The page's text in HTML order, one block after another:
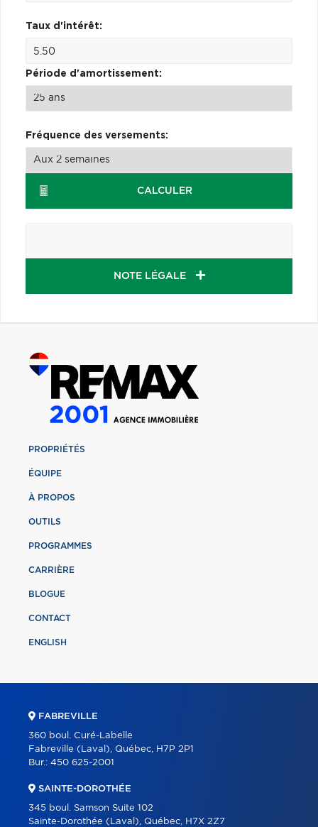
Taux d'intérêt:
Période d'amortissement:
Fréquence des versements:
CALCULER
NOTE LÉGALE
PROPRIÉTÉS
ÉQUIPE
À PROPOS
OUTILS
PROGRAMMES
CARRIÈRE
BLOGUE
CONTACT
ENGLISH
FABREVILLE
360 boul. Curé-Labelle
Fabreville (Laval), Québec, H7P 2P1
Bur.: 450 625-2001
SAINTE-DOROTHÉE
345 boul. Samson Suite 102
Sainte-Dorothée (Laval), Québec, H7X 2Z7